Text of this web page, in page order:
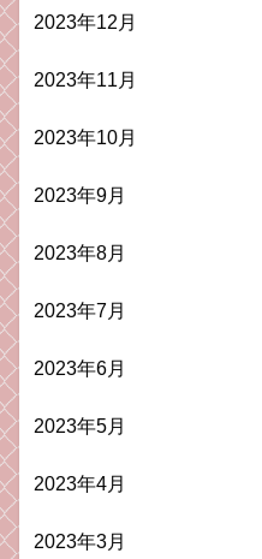
2023年12月
2023年11月
2023年10月
2023年9月
2023年8月
2023年7月
2023年6月
2023年5月
2023年4月
2023年3月